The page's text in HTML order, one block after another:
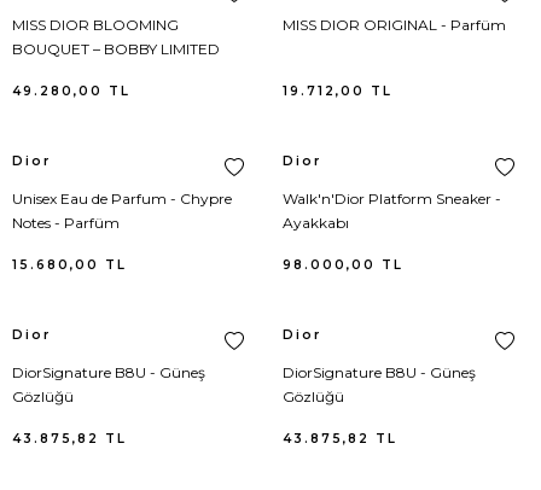
Premiata
Puma
Rag&Bone
Rhode
Sam Edelman
Süveter
Sweatshirt
Termal Giyim
Trençkot
MISS DIOR BLOOMING
BOUQUET – BOBBY LIMITED
49.280,00 TL
MISS DIOR ORIGINAL - Parfüm
19.712,00 TL
Dior
Unisex Eau de Parfum - Chypre
Notes - Parfüm
15.680,00 TL
Dior
Walk'n'Dior Platform Sneaker -
Ayakkabı
98.000,00 TL
Dior
DiorSignature B8U - Güneş
Gözlüğü
43.875,82 TL
Dior
DiorSignature B8U - Güneş
Gözlüğü
43.875,82 TL